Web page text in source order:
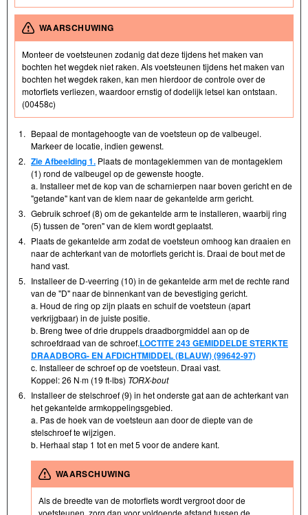
WAARSCHUWING
Monteer de voetsteunen zodanig dat deze tijdens het maken van
bochten het wegdek niet raken. Als voetsteunen tijdens het maken van
bochten het wegdek raken, kan men hierdoor de controle over de
motorfiets verliezen, waardoor ernstig of dodelijk letsel kan ontstaan.
(00458c)
1. Bepaal de montagehoogte van de voetsteun op de valbeugel.
Markeer de locatie, indien gewenst.
2. Zie Afbeelding 1. Plaats de montageklemmen van de montageklem
(1) rond de valbeugel op de gewenste hoogte.
a. Installeer met de kop van de scharnierpen naar boven gericht en de
"getande" kant van de klem naar de gekantelde arm gericht.
3. Gebruik schroef (8) om de gekantelde arm te installeren, waarbij ring
(5) tussen de "oren" van de klem wordt geplaatst.
4. Plaats de gekantelde arm zodat de voetsteun omhoog kan draaien en
naar de achterkant van de motorfiets gericht is. Draai de bout met de
hand vast.
5. Installeer de D-veerring (10) in de gekantelde arm met de rechte rand
van de "D" naar de binnenkant van de bevestiging gericht.
a. Houd de ring op zijn plaats en schuif de voetsteun (apart
verkrijgbaar) in de juiste positie.
b. Breng twee of drie druppels draadborgmiddel aan op de
schroefdraad van de schroef.LOCTITE 243 GEMIDDELDE STERKTE
DRAADBORG- EN AFDICHTMIDDEL (BLAUW) (99642-97)
c. Installeer de schroef op de voetsteun. Draai vast.
Koppel: 26 N·m (19 ft-lbs) TORX-bout
6. Installeer de stelschroef (9) in het onderste gat aan de achterkant van
het gekantelde armkoppelingsgebied.
a. Pas de hoek van de voetsteun aan door de diepte van de
stelschroef te wijzigen.
b. Herhaal stap 1 tot en met 5 voor de andere kant.
WAARSCHUWING
Als de breedte van de motorfiets wordt vergroot door de
voetsteunen, zorg dan voor voldoende afstand tussen de